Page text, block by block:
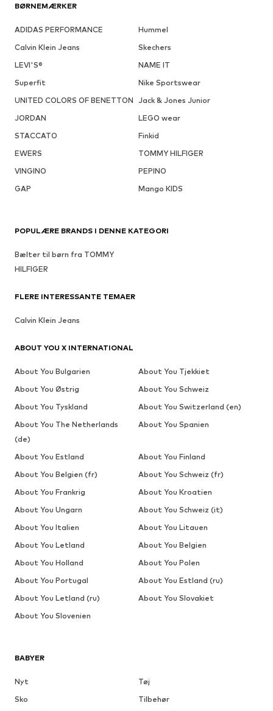
BØRNEMÆRKER
ADIDAS PERFORMANCE
Hummel
Calvin Klein Jeans
Skechers
LEVI'S®
NAME IT
Superfit
Nike Sportswear
UNITED COLORS OF BENETTON Jack & Jones Junior
JORDAN
LEGO wear
STACCATO
Finkid
EWERS
TOMMY HILFIGER
VINGINO
PEPINO
GAP
Mango KIDS
BABYER
Nyt
Tøj
Sko
Tilbehør
POPULÆRE BRANDS I DENNE KATEGORI
Bælter til børn fra TOMMY
HILFIGER
FLERE INTERESSANTE TEMAER
Calvin Klein Jeans
ABOUT YOU X INTERNATIONAL
About You Bulgarien
About You Tjekkiet
About You Østrig
About You Schweiz
About You Tyskland
About You Switzerland (en)
About You The Netherlands
(de)
About You Spanien
About You Estland
About You Finland
About You Belgien (fr)
About You Schweiz (fr)
About You Frankrig
About You Kroatien
About You Ungarn
About You Schweiz (it)
About You Italien
About You Litauen
About You Letland
About You Belgien
About You Holland
About You Polen
About You Portugal
About You Estland (ru)
About You Letland (ru)
About You Slovakiet
About You Slovenien